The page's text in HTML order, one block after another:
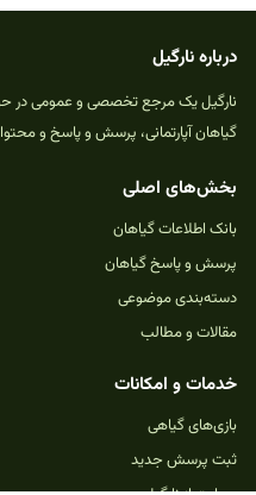
درباره نارگیل
نارگیل یک مرجع تخصصی و عمومی در
گیاهان آپارتمانی، پرسش و پاسخ و
بخش‌های اصلی
بانک اطلاعات گیاهان
پرسش و پاسخ گیاهان
دسته‌بندی موضوعی
مقالات و مطالب
خدمات و امکانات
بازی‌های گیاهی
ثبت پرسش جدید